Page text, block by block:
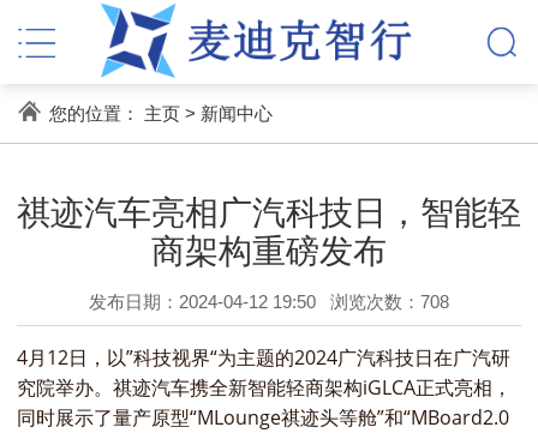
您的位置： 主页> 新闻中心
祺迹汽车亮相广汽科技日，智能轻
商架构重磅发布
发布日期：2024-04-12 19:50 浏览次数：708
4月12日，以”科技视界“为主题的2024广汽科技日在广汽研
究院举办。祺迹汽车携全新智能轻商架构iGLCA正式亮相，
同时展示了量产原型“MLounge祺迹头等舱”和“MBoard2.0